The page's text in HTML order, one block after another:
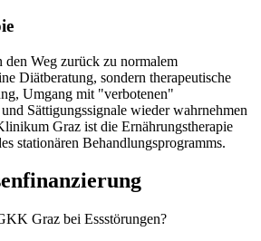
Weg zurück zu normalem
Diätberatung, sondern therapeutische
Umgang mit "verbotenen"
Sättigungssignale wieder wahrnehmen
Graz ist die Ernährungstherapie
stationären Behandlungsprogramms.
Graz bei Essstörungen?